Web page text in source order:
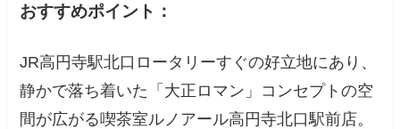
おすすめポイント：
JR高円寺駅北口ロータリーすぐの好立地にあり、
静かで落ち着いた「大正ロマン」コンセプトの空
間が広がる喫茶室ルノアール高円寺北口駅前店。